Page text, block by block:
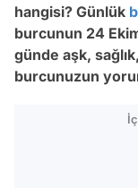
hangisi? Günlük
burcunun 24
günde aşk,
burcunuzun